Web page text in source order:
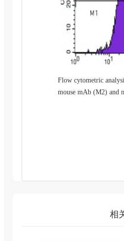
Flow cytometric
mouse mAb (M2) and
相